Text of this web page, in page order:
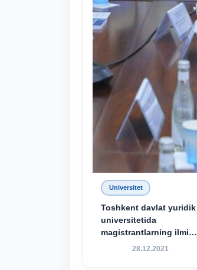
Universitet
Toshkent davlat yuridik
universitetida
magistrantlarning ilmiy-
amaliy konferensiyasi
28.12.2021